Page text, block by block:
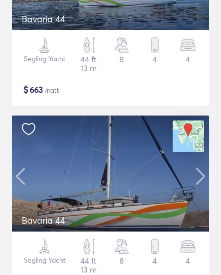
Bavaria 44
Segling Yacht
44 ft
13 m
8 4 4
$663 /natt
Bavaria 44
Segling Yacht
44 ft
13 m
8 4 4